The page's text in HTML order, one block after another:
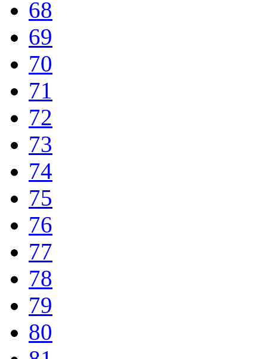
68
69
70
71
72
73
74
75
76
77
78
79
80